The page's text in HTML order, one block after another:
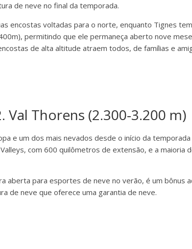
de neve no final da temporada.
encostas voltadas para o norte, enquanto Tignes
permitindo que ele permaneça aberto nove
de alta altitude atraem todos, de famílias e
Val Thorens (2.300-3.200 m)
e um dos mais nevados desde o início da
com 600 quilômetros de extensão, e a maioria
aberta para esportes de neve no verão, é um bônus
de neve que oferece uma garantia de neve.